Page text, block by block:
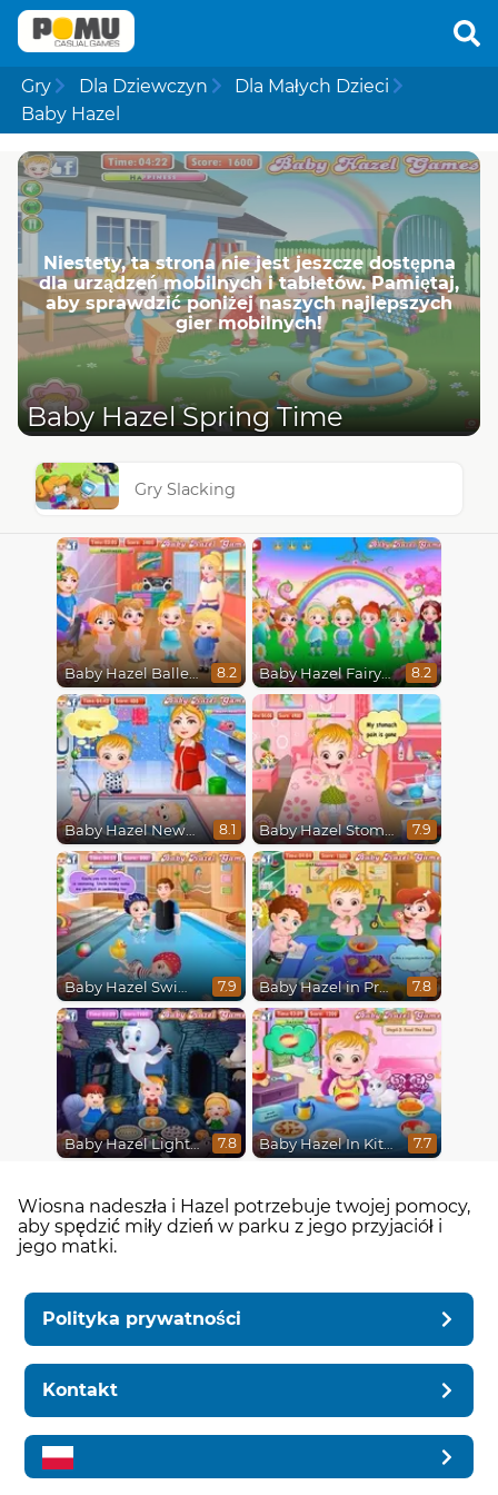
Gry Dla Dziewczyn
Dla Małych Dzieci
Baby Hazel
Niestety, ta strona nie jest jeszcze dostępna
dla urządzeń mobilnych i tabletów. Pamiętaj,
aby sprawdzić poniżej naszych najlepszych
gier mobilnych!
Baby Hazel Spring Time
Gry Slacking
Baby Hazel Ballerina Dance 8.2 Baby Hazel Fairyland Ballet 8.2
Baby Hazel Newborn Vaccination 8.1 Baby Hazel Stomach Care 7.9
Baby Hazel Swimming 7.9 Baby Hazel in Preschool 7.8
Baby Hazel Lighthouse Adventure 7.8 Baby Hazel In Kitchen 7.7
Wiosna nadeszła i Hazel potrzebuje twojej pomocy,
aby spędzić miły dzień w parku z jego przyjaciół i
jego matki.
Polityka prywatności
Kontakt